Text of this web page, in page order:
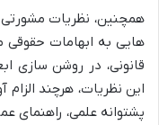
همچنین، نظریات
هایی به ابهامات
این نظریات، هرچند
پشتوانه علمی، راهنمای